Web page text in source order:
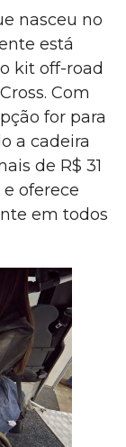
nasceu no
está
kit off-road
Com
for para
a cadeira
de R$ 31
oferece
em todos